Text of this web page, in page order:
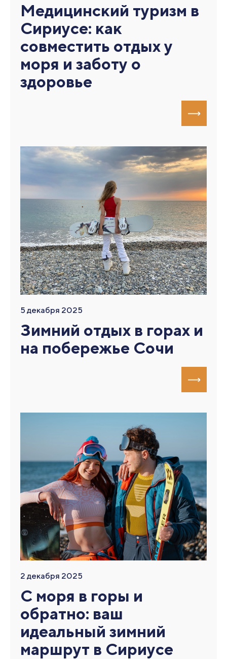
Медицинский туризм в
Сириусе: как
совместить отдых у
моря и заботу о
здоровье
5 декабря 2025
Зимний отдых в горах и
на побережье Сочи
2 декабря 2025
С моря в горы и
обратно: ваш
идеальный зимний
маршрут в Сириусе